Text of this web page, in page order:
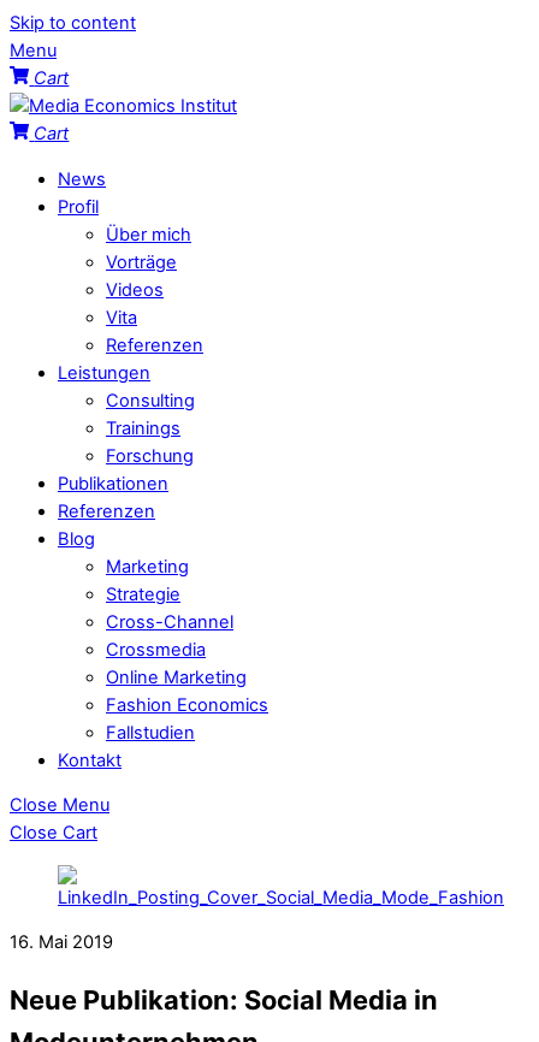
Skip to content
Menu
Cart
Cart
News
Profil
Über mich
Vorträge
Videos
Vita
Referenzen
Leistungen
Consulting
Trainings
Forschung
Publikationen
Referenzen
Blog
Marketing
Strategie
Cross-Channel
Crossmedia
Online Marketing
Fashion Economics
Fallstudien
Kontakt
Close Menu
Close Cart
16. Mai 2019
Neue Publikation: Social Media in